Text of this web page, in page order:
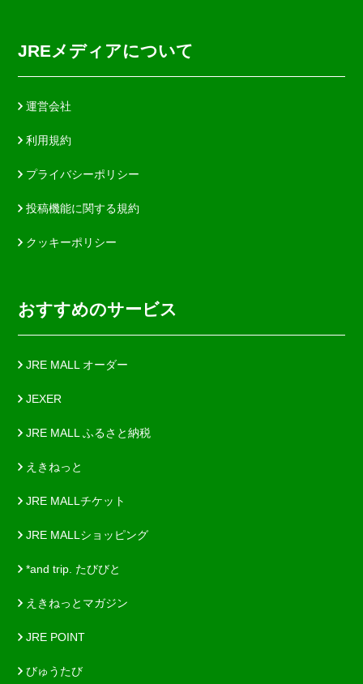
JREメディアについて
運営会社
利用規約
プライバシーポリシー
投稿機能に関する規約
クッキーポリシー
おすすめのサービス
JRE MALL オーダー
JEXER
JRE MALL ふるさと納税
えきねっと
JRE MALLチケット
JRE MALLショッピング
*and trip. たびびと
えきねっとマガジン
JRE POINT
びゅうたび